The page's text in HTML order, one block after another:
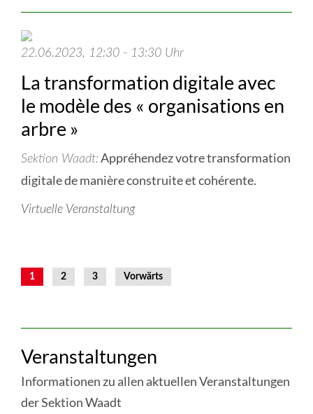
22.06.2023, 12:30 - 13:30 Uhr
La transformation digitale avec
le modèle des « organisations en
arbre »
Sektion Waadt Appréhendez votre transformation
digitale de manière construite et cohérente.
Virtuelle Veranstaltung
1 2 3 Vorwärts
INFORMATIONEN
IM
RESSORT
Veranstaltungen
Informationen zu allen aktuellen Veranstaltungen
der Sektion Waadt